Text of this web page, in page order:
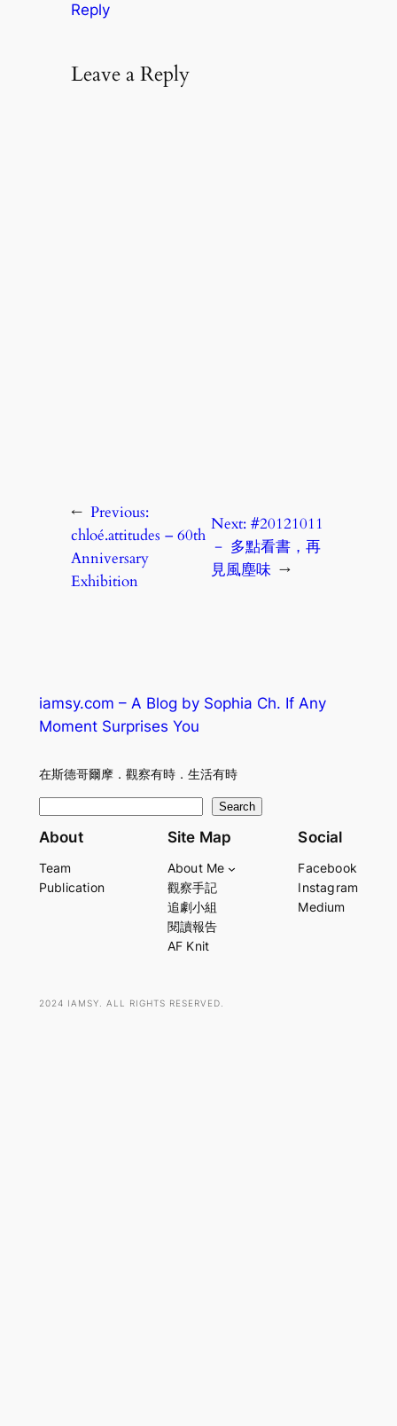
Reply
Leave a Reply
← Previous:
chloé.attitudes – 60th
Anniversary
Exhibition
Next: #20121011
－ 多點看書，再
見風塵味 →
iamsy.com – A Blog by Sophia Ch. If Any
Moment Surprises You
在斯德哥爾摩．觀察有時．生活有時
e
r
Search
About
Team
Publication
Site Map
About Me
觀察手記
追劇小組
閱讀報告
AF Knit
Social
Facebook
Instagram
Medium
2024 IAMSY. ALL RIGHTS RESERVED.